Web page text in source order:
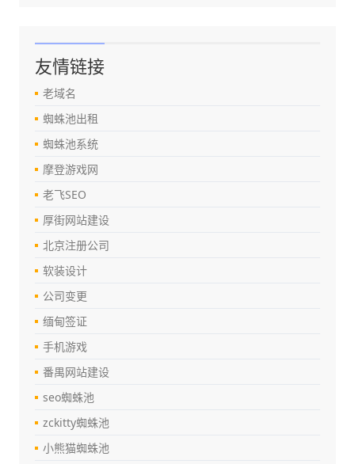
友情链接
老域名
蜘蛛池出租
蜘蛛池系统
摩登游戏网
老飞SEO
厚街网站建设
北京注册公司
软装设计
公司变更
缅甸签证
手机游戏
番禺网站建设
seo蜘蛛池
zckitty蜘蛛池
小熊猫蜘蛛池